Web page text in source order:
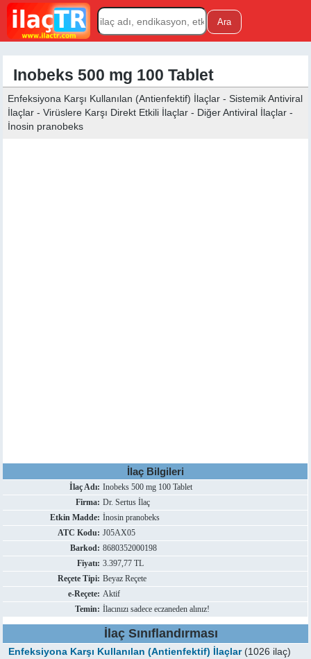
Inobeks 500 mg 100 Tablet
Enfeksiyona Karşı Kullanılan (Antienfektif) İlaçlar - Sistemik Antiviral
İlaçlar - Virüslere Karşı Direkt Etkili İlaçlar - Diğer Antiviral İlaçlar -
İnosin pranobeks
İlaç Bilgileri
İlaç Adı: Inobeks 500 mg 100 Tablet
Firma: Dr. Sertus İlaç
Etkin Madde: İnosin pranobeks
ATC Kodu: J05AX05
Barkod: 8680352000198
Fiyatı: 3.397,77 TL
Reçete Tipi: Beyaz Reçete
e-Reçete: Aktif
Temin: İlacınızı sadece eczaneden alınız!
İlaç Sınıflandırması
Enfeksiyona Karşı Kullanılan (Antienfektif) İlaçlar(1026 ilaç)